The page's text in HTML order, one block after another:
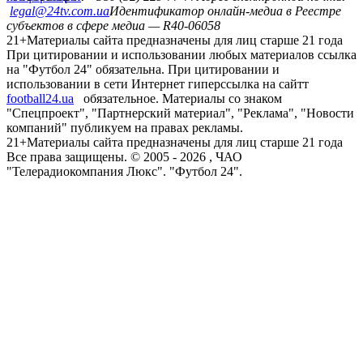
legal@24tv.com.uaИдентификатор онлайн-медиа в Реестре
субъектов в сфере медиа — R40-06058
21+Материалы сайта предназначены для лиц старше 21 года
При цитировании и использовании любых материалов ссылка
на "Футбол 24" обязательна. При цитировании и
использовании в сети Интернет гиперссылка на сайтт
football24.ua
обязательное. Материалы со знаком
"Спецпроект", "Партнерский материал", "Реклама", "Новости
компаний" публикуем на правах рекламы.
21+Материалы сайта предназначены для лиц старше 21 года
Все права защищены. © 2005 - 2026 , ЧАО
"Телерадиокомпания Люкс". "Футбол 24".